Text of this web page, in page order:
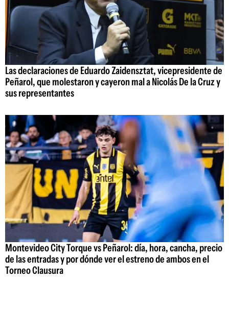
Las declaraciones de Eduardo Zaidensztat, vicepresidente de
Peñarol, que molestaron y cayeron mal a Nicolás De la Cruz y
sus representantes
Montevideo City Torque vs Peñarol: día, hora, cancha, precio
de las entradas y por dónde ver el estreno de ambos en el
Torneo Clausura